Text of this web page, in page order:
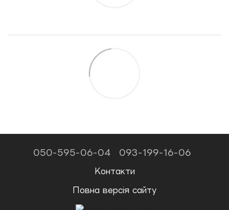
050-595-06-04 093-199-16-06
Контакти
Повна версія сайту